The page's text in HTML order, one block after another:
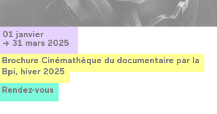
01 janvier
→ 31 mars 2025
Brochure Cinémathèque du documentaire par la
Bpi, hiver 2025
Rendez-vous